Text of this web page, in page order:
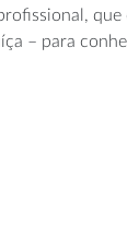
que
– para